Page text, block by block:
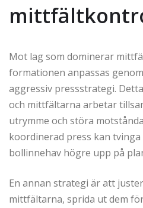
Mot lag som dominerar
formationen anpassas
aggressiv pressstrategi.
och mittfältarna arbetar
utrymme och störa
koordinerad press kan
bollinnehav högre upp på
En annan strategi är att
mittfältarna, sprida ut dem